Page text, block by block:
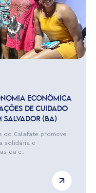
ECONÔMICA
DE CUIDADO
SALVADOR (BA)
do Calafate promove
solidária e
da c...